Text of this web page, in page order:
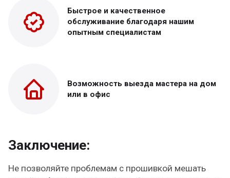
Быстрое и качественное
обслуживание благодаря нашим
опытным специалистам
Возможность выезда мастера на дом
или в офис
Заключение:
Не позволяйте проблемам с прошивкой мешать